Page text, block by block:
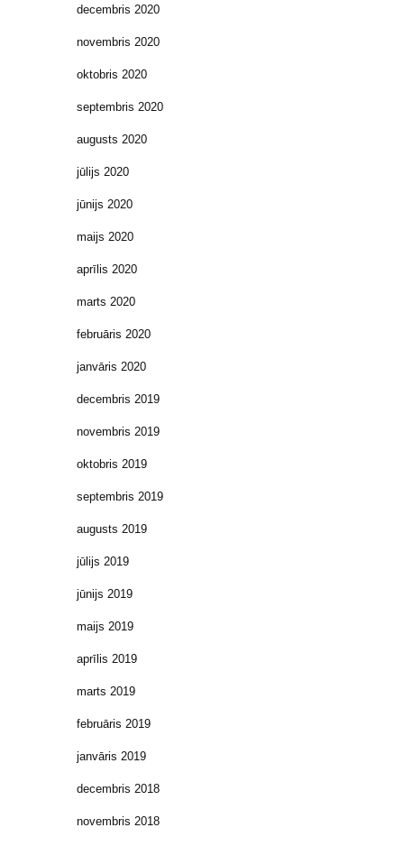
decembris 2020
novembris 2020
oktobris 2020
septembris 2020
augusts 2020
jūlijs 2020
jūnijs 2020
maijs 2020
aprīlis 2020
marts 2020
februāris 2020
janvāris 2020
decembris 2019
novembris 2019
oktobris 2019
septembris 2019
augusts 2019
jūlijs 2019
jūnijs 2019
maijs 2019
aprīlis 2019
marts 2019
februāris 2019
janvāris 2019
decembris 2018
novembris 2018